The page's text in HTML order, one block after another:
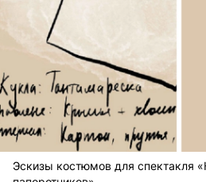
Эскизы костюмов для спектакля